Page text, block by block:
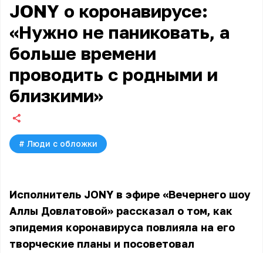
JONY о коронавирусе:
«Нужно не паниковать, а
больше времени
проводить с родными и
близкими»
# Люди с обложки
Исполнитель JONY в эфире «Вечернего шоу
Аллы Довлатовой» рассказал о том, как
эпидемия коронавируса повлияла на его
творческие планы и посоветовал